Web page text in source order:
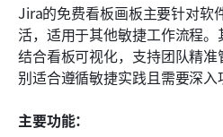
Jira的免费看板画板主要针对软
活，适用于其他敏捷工作流程
结合看板可视化，支持团队精
别适合遵循敏捷实践且需要深入
主要功能：